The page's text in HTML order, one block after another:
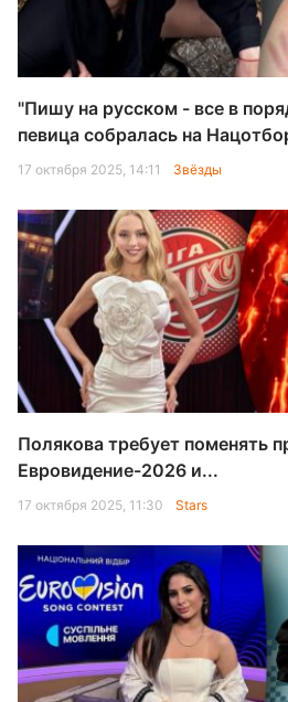
"Пишу на русском - все в
певица собралась на
17 октября 2025, 14:11 Звёзды
Полякова требует поменять
Евровидение-2026 и...
17 октября 2025, 11:30 Stars